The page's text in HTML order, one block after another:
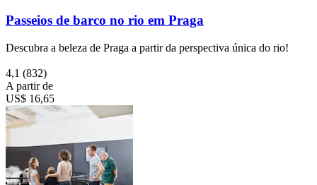
Passeios de barco no rio em Praga
Descubra a beleza de Praga a partir da perspectiva única do rio!
4,1 (832)
A partir de
US$ 16,65